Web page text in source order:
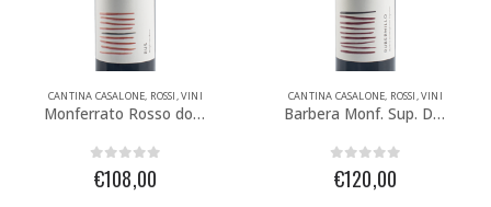
CANTINA CASALONE, ROSSI,VINI
Monferrato Rosso doc Rus (6 bottiglie)
0Su 5
€108,00
CANTINA CASALONE, ROSSI,VINI
Barbera Monf. Sup. Docg Rubermillo (6 bottiglie)
0Su 5
€120,00